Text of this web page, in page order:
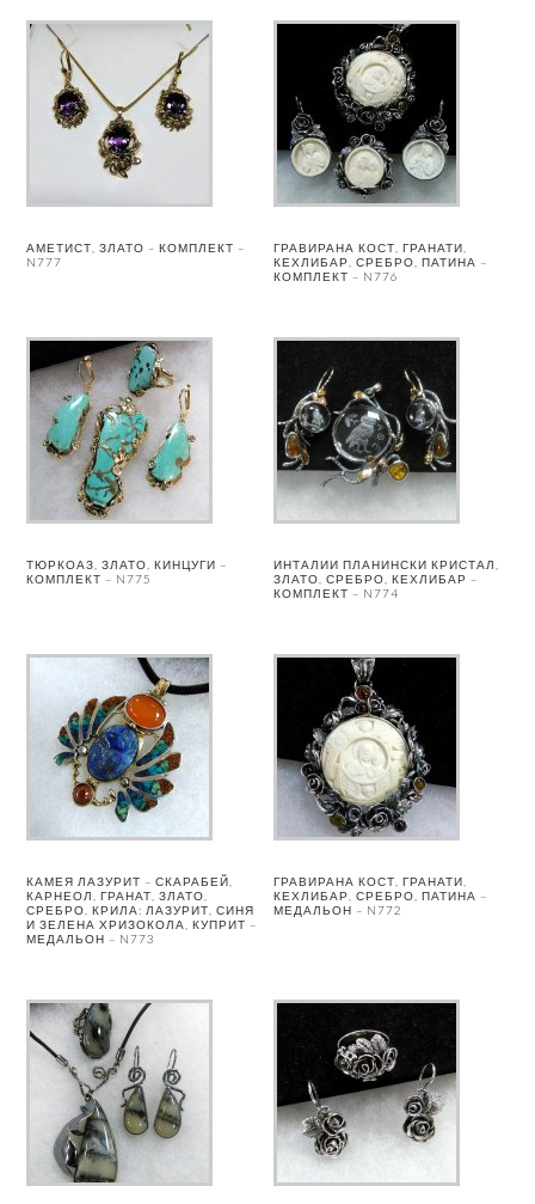
АМЕТИСТ, ЗЛАТО – КОМПЛЕКТ –
N777
ГРАВИРАНА КОСТ, ГРАНАТИ,
КЕХЛИБАР, СРЕБРО, ПАТИНА –
КОМПЛЕКТ – N776
ТЮРКОАЗ, ЗЛАТО, КИНЦУГИ –
КОМПЛЕКТ – N775
ИНТАЛИИ ПЛАНИНСКИ КРИСТАЛ,
ЗЛАТО, СРЕБРО, КЕХЛИБАР –
КОМПЛЕКТ – N774
КАМЕЯ ЛАЗУРИТ – СКАРАБЕЙ,
КАРНЕОЛ, ГРАНАТ, ЗЛАТО,
СРЕБРО. КРИЛА: ЛАЗУРИТ, СИНЯ
И ЗЕЛЕНА ХРИЗОКОЛА, КУПРИТ –
МЕДАЛЬОН – N773
ГРАВИРАНА КОСТ, ГРАНАТИ,
КЕХЛИБАР, СРЕБРО, ПАТИНА –
МЕДАЛЬОН – N772